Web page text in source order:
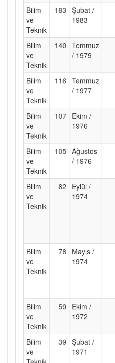
Bilim
ve
Teknik
183 Şubat /
1983
Bilim
ve
Teknik
140 Temmuz
/ 1979
Bilim
ve
Teknik
116 Temmuz
/ 1977
Bilim
ve
Teknik
107 Ekim /
1976
Bilim
ve
Teknik
105 Ağustos
/ 1976
Bilim
ve
Teknik
82
Eylül /
1974
Bilim
ve
Teknik
78
Mayıs /
1974
Bilim
ve
Teknik
59
Ekim /
1972
Bilim
ve
39 Şubat /
1971